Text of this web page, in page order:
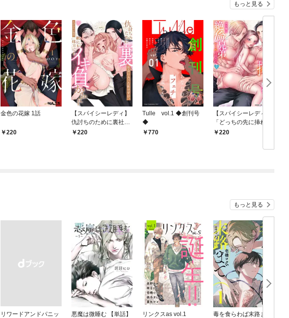
もっと見る
金色の花嫁 1話
220
【スパイシーレディ】
仇討ちのために裏社会
に入った私ですが、敵
220
Tulle vol.1 ◆創刊号
◆
770
【スパイシーレディ】
「どっちの先に挿れて
欲しい？」女王様は絶
220
もっと見る
リワードアンドパニッ
悪魔は微睡む 【単話】
リンクスas vol.1
毒を食らわば末路まで